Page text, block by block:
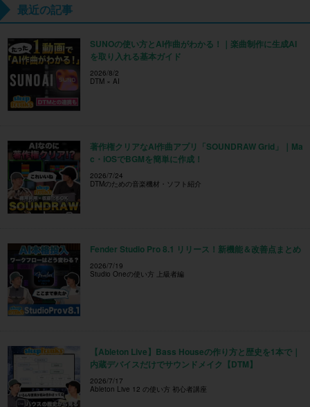
最近の記事
SUNOの使い方とAI作曲がわかる！｜楽曲制作に生成AI
を取り入れる基本ガイド
2026/8/2
DTM × AI
著作権クリアなAI作曲アプリ「SOUNDRAW Grid」｜Ma
c・iOSでBGMを簡単に作成！
2026/7/24
DTMのための音楽機材・ソフト紹介
Fender Studio Pro 8.1 リリース！新機能＆改善点まとめ
2026/7/19
Studio Oneの使い方 上級者編
【Ableton Live】Bass Houseの作り方と歴史を1本で｜
内蔵デバイスだけでサウンドメイク【DTM】
2026/7/17
Ableton Live 12 の使い方 初心者講座